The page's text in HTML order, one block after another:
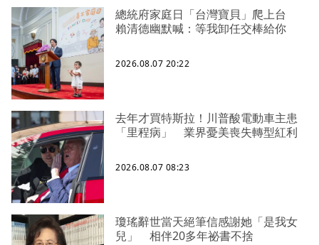
總統府家庭日「台灣寶貝」爬上台
賴清德幽默喊：等我卸任交棒給你
2026.08.07 20:22
去年才買特斯拉！川普酸電動車主患
「里程病」 業界憂美喪失轉型紅利
2026.08.07 08:23
瓊瑤辭世當天絕筆信感謝她「是我女
兒」 相伴20多年祕書不捨